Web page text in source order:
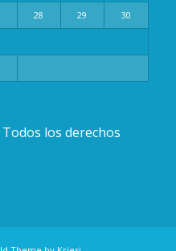
28 29 30
los derechos